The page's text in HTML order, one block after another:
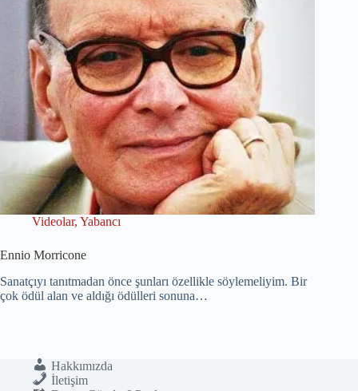
Videolar, Yabancı
Ennio Morricone
Sanatçıyı tanıtmadan önce şunları özellikle söylemeliyim. Bir
çok ödül alan ve aldığı ödülleri sonuna…
Hakkımızda
İletişim